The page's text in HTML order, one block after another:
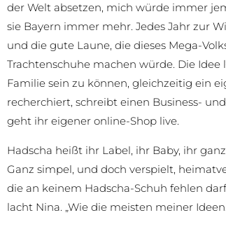
der Welt absetzen, mich würde immer
sie Bayern immer mehr. Jedes Jahr zur
und die gute Laune, die dieses Mega-
Trachtenschuhe machen würde. Die
Familie sein zu können, gleichzeitig ein
recherchiert, schreibt einen Business-
geht ihr eigener online-Shop live.
Hadscha heißt ihr Label, ihr Baby, ihr
Ganz simpel, und doch verspielt,
die an keinem Hadscha-Schuh fehlen
lacht Nina. „Wie die meisten meiner